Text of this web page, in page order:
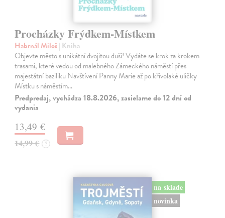
Procházky Frýdkem-Místkem
Habrnál Miloš| Kniha
Objevte město s unikátní dvojitou duší! Vydáte se krok za krokem
trasami, které vedou od malebného Zámeckého náměstí přes
majestátní baziliku Navštívení Panny Marie až po křivolaké uličky
Místku s náměstím…
Predpredaj, vychádza 18.8.2026, zasielame do 12 dní od
vydania
13,49 €
14,99 € ?
na sklade
novinka